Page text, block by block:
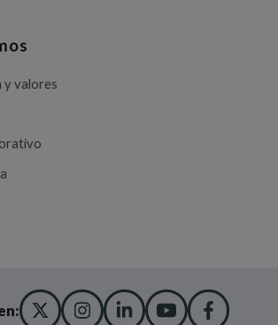
y valores
X TWITTER
(ABRE EN NUEVA
INSTAGRAM
(ABRE EN NUEVA
LINKEDIN
(ABRE EN
YOUTUBE
(ABRE EN